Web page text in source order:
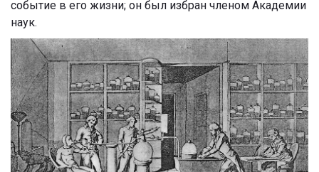
событие в его жизни; он был избран членом Академии
наук.